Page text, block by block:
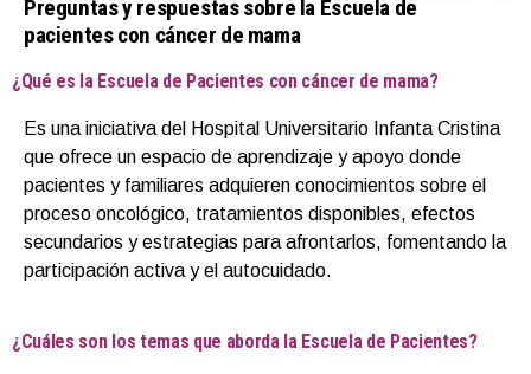
Preguntas y respuestas sobre la Escuela de
pacientes con cáncer de mama
¿Qué es la Escuela de Pacientes con cáncer de mama?
Es una iniciativa del Hospital Universitario Infanta Cristina
que ofrece un espacio de aprendizaje y apoyo donde
pacientes y familiares adquieren conocimientos sobre el
proceso oncológico, tratamientos disponibles, efectos
secundarios y estrategias para afrontarlos, fomentando la
participación activa y el autocuidado.
¿Cuáles son los temas que aborda la Escuela de Pacientes?